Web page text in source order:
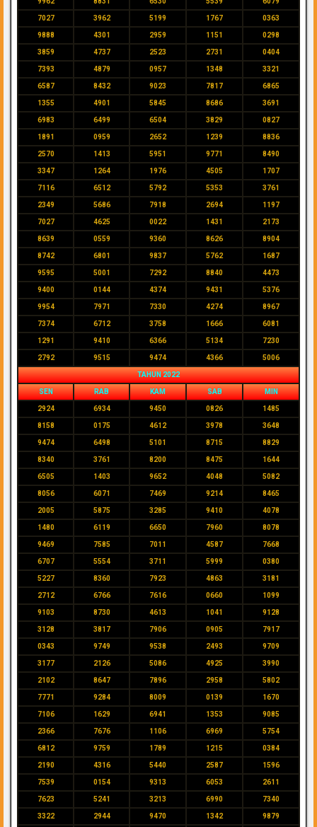
7027 3962 5199 1767 0363
9888 4301 2959 1151 0298
3859 4737 2523 2731 0404
7393 4879 0957 1348 3321
6587 8432 9023 7817 6865
1355 4901 5845 8686 3691
6983 6499 6504 3829 0827
1891 0959 2652 1239 8836
2570 1413 5951 9771 8490
3347 1264 1976 4505 1707
7116 6512 5792 5353 3761
2349 5686 7918 2694 1197
7027 4625 0022 1431 2173
8639 0559 9360 8626 8904
8742 6801 9837 5762 1687
9595 5001 7292 8840 4473
9400 0144 4374 9431 5376
9954 7971 7330 4274 8967
7374 6712 3758 1666 6081
1291 9410 6366 5134 7230
2792 9515 9474 4366 5006
TAHUN 2022
SEN RAB KAM SAB MIN
2924 6934 9450 0826 1485
8158 0175 4612 3978 3648
9474 6498 5101 8715 8829
8340 3761 8200 8475 1644
6505 1403 9652 4048 5082
8056 6071 7469 9214 8465
2005 5875 3285 9410 4078
1480 6119 6650 7960 8078
9469 7585 7011 4587 7668
6707 5554 3711 5999 0380
5227 8360 7923 4863 3181
2712 6766 7616 0660 1099
9103 8730 4613 1041 9128
3128 3817 7906 0905 7917
0343 9749 9538 2493 9709
3177 2126 5086 4925 3990
2102 8647 7896 2958 5802
7771 9284 8009 0139 1670
7106 1629 6941 1353 9085
2366 7676 1106 6969 5754
6812 9759 1789 1215 0384
2190 4316 5440 2587 1596
7539 0154 9313 6053 2611
7623 5241 3213 6990 7340
3322 2944 9470 1342 9879